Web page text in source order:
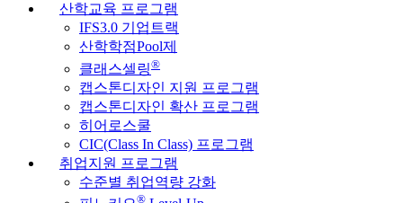
산학교육 프로그램
IFS3.0 기업트랙
산학학점Pool제
클래스셀링®
캡스톤디자인 지원 프로그램
캡스톤디자인 확산 프로그램
히어로스쿨
CIC(Class In Class) 프로그램
취업지원 프로그램
수준별 취업역량 강화
®